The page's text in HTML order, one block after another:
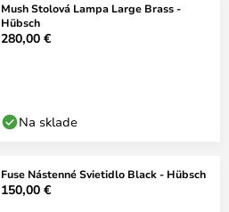
Mush Stolová Lampa Large Brass -
Hübsch
280,00 €
Na sklade
Fuse Nástenné Svietidlo Black - Hübsch
150,00 €